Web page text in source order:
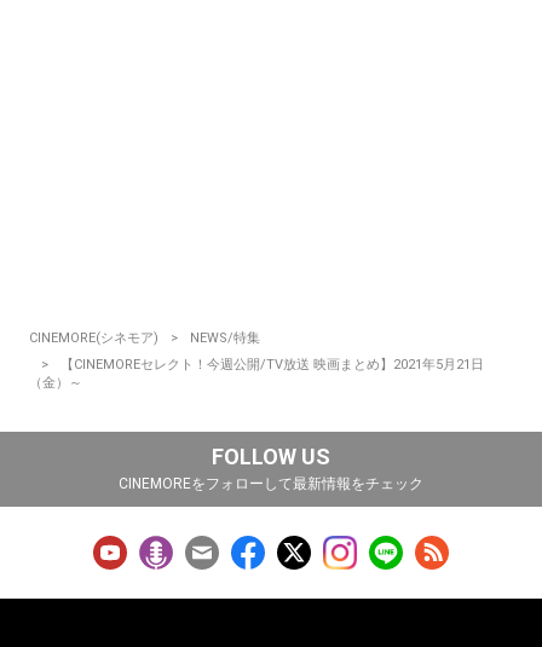
CINEMORE(シネモア)
NEWS/特集
【CINEMOREセレクト！今週公開/TV放送 映画まとめ】2021年5月21日
（金）～
FOLLOW US
CINEMOREをフォローして最新情報をチェック